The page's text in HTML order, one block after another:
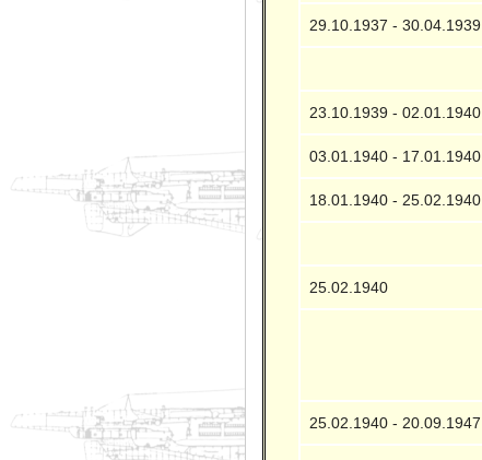
29.10.1937 - 30.04.1939
23.10.1939 - 02.01.1940
03.01.1940 - 17.01.1940
18.01.1940 - 25.02.1940
25.02.1940
25.02.1940 - 20.09.1947